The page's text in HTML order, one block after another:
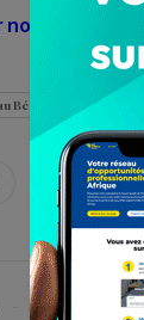
nous suivre
Bénin mutation
0